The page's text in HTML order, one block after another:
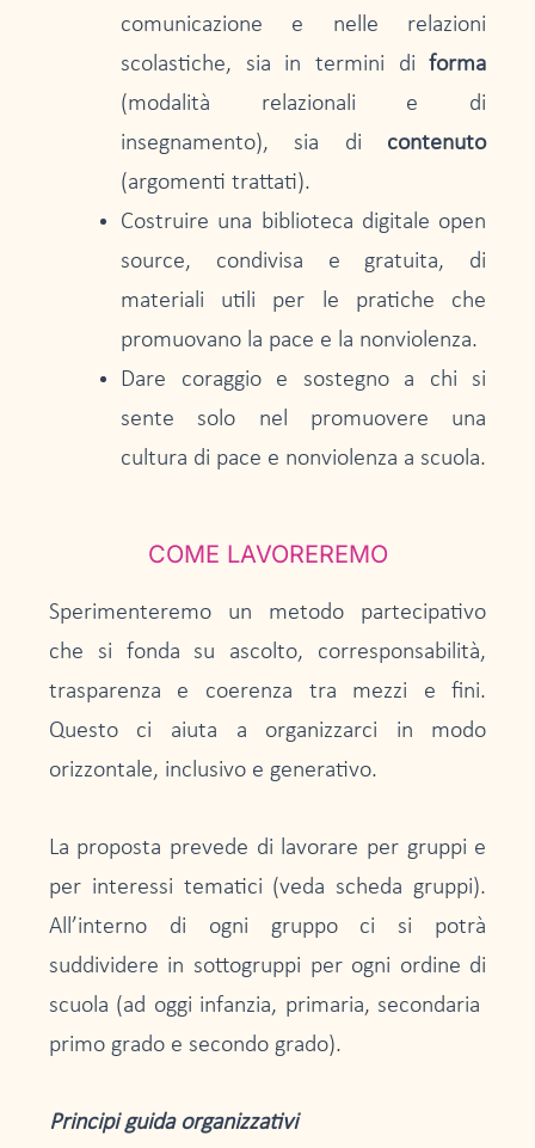
comunicazione e nelle relazioni
scolastiche, sia in termini diforma
(modalità relazionali e di
insegnamento), sia di contenuto
(argomenti trattati).
Costruire una biblioteca digitale open
source, condivisa e gratuita, di
materiali utili per le pratiche che
promuovano la pace e la nonviolenza.
Dare coraggio e sostegno a chi si
sente solo nel promuovere una
cultura di pace e nonviolenza a scuola.
COME LAVOREREMO
Sperimenteremo un metodo partecipativo
che si fonda su ascolto, corresponsabilità,
trasparenza e coerenza tra mezzi e fini.
Questo ci aiuta a organizzarci in modo
orizzontale, inclusivo e generativo.
La proposta prevede di lavorare per gruppi e
per interessi tematici (veda scheda gruppi).
All’interno di ogni gruppo ci si potrà
suddividere in sottogruppi per ogni ordine di
scuola (ad oggi infanzia, primaria, secondaria
primo grado e secondo grado).
Principi guida organizzativi